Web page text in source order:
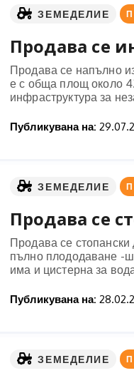
ЗЕМЕДЕЛИЕ
Продава се
Продава се напълно
е с обща площ около
инфраструктура за
Публикувана на:
ЗЕМЕДЕЛИЕ
Продава се
Продава се
пълно плододаване -
има и цистерна за
Публикувана на:
ЗЕМЕДЕЛИЕ